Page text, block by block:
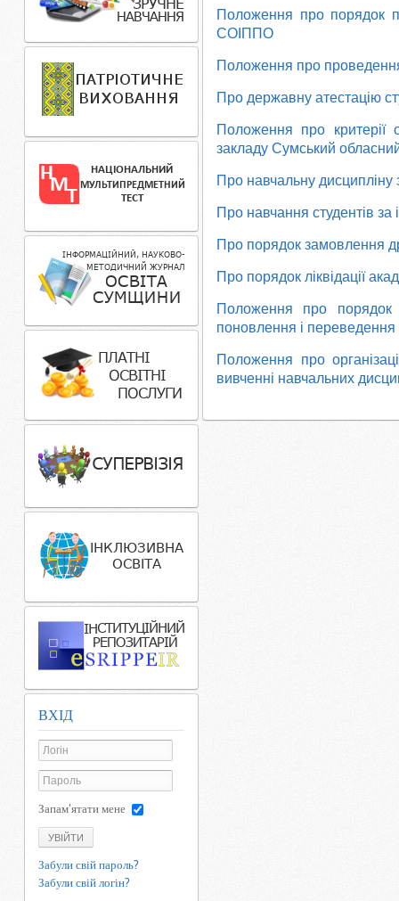
Положення про порядок
СОІППО
Положення про проведення
Про державну атестацію
Положення про критерії
закладу Сумський обласний
Про навчальну дисципліну
Про навчання студентів за
Про порядок замовлення
Про порядок ліквідації
Положення про порядок
поновлення і
Положення про
вивченні навчальних
ВХІД
Запам'ятати мене
УВІЙТИ
Забули свій пароль?
Забули свій логін?